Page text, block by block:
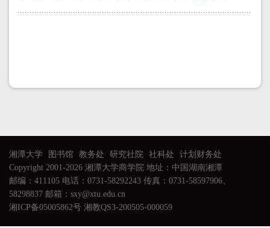
湘潭大学 图书馆 教务处 研究社院 社科处
计划财务处
Copyright 2001-2026 湘潭大学商学院 地址：中国湖南湘潭
邮编：411105 电话：0731-58292243 传真：0731-58597906、
58298837 邮箱：sxy@xtu.edu.cn
湘ICP备05005862号 湘教QS3-200505-000059